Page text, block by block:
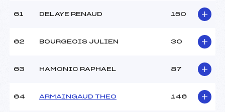
61 DELAYE RENAUD 150
62 BOURGEOIS JULIEN 30
63 HAMONIC RAPHAEL 87
64 ARMAINGAUD THEO 146